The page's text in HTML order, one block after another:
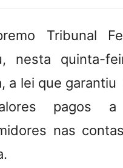
Tribunal
nesta quinta-
a lei que
pagos
nas